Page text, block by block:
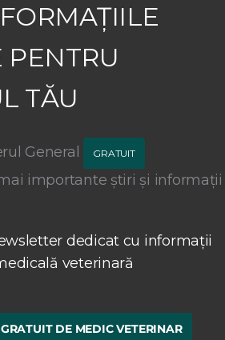
PENTRU
TĂU
General GRATUIT
importante știri și informații
dedicat cu informații
veterinară
DE MEDIC VETERINAR